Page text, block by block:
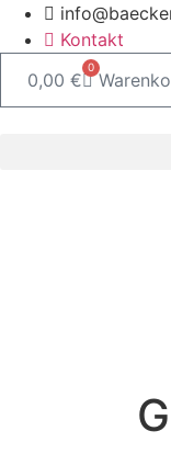
Zum
Inhalt
Kontakt
0,00 €
0